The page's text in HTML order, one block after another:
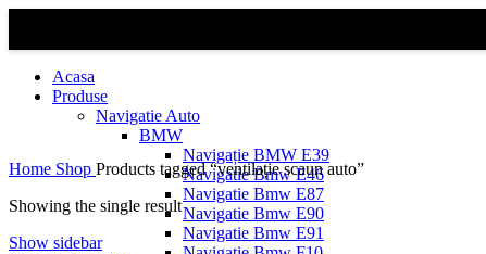
Acasa
Produse
Navigatie Auto
BMW
Navigație BMW E39
Navigatie Bmw E46
Navigatie Bmw E87
Navigatie Bmw E90
Navigatie Bmw E91
Home Shop Products tagged “ventilație scaun auto”
Showing the single result
Show sidebar